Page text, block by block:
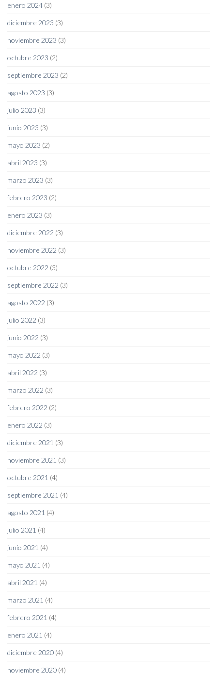
enero 2024 (3)
diciembre 2023 (3)
noviembre 2023 (3)
octubre 2023 (2)
septiembre 2023 (2)
agosto 2023 (3)
julio 2023 (3)
junio 2023 (3)
mayo 2023 (2)
abril 2023 (3)
marzo 2023 (3)
febrero 2023 (2)
enero 2023 (3)
diciembre 2022 (3)
noviembre 2022 (3)
octubre 2022 (3)
septiembre 2022 (3)
agosto 2022 (3)
julio 2022 (3)
junio 2022 (3)
mayo 2022 (3)
abril 2022 (3)
marzo 2022 (3)
febrero 2022 (2)
enero 2022 (3)
diciembre 2021 (3)
noviembre 2021 (3)
octubre 2021 (4)
septiembre 2021 (4)
agosto 2021 (4)
julio 2021 (4)
junio 2021 (4)
mayo 2021 (4)
abril 2021 (4)
marzo 2021 (4)
febrero 2021 (4)
enero 2021 (4)
diciembre 2020 (4)
noviembre 2020 (4)